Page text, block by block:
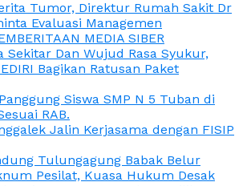
Tumor, Direktur Rumah Sakit Dr
Evaluasi Managemen
MEDIA SIBER
Sekitar Dan Wujud Rasa Syukur,
Bagikan Ratusan Paket
Siswa SMP N 5 Tuban di
RAB.
Jalin Kerjasama dengan FISIP
Tulungagung Babak Belur
Pesilat, Kuasa Hukum Desak